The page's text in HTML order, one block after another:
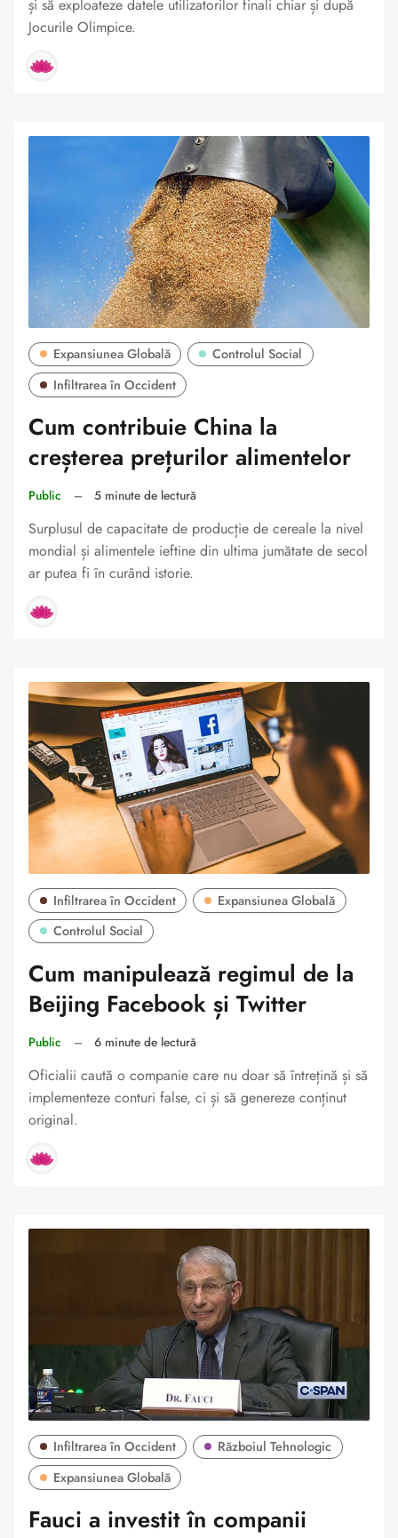
și să exploateze datele utilizatorilor finali chiar și după
Jocurile Olimpice.
Expansiunea Globală
Controlul Social
Infiltrarea în Occident
Cum contribuie China la
creșterea prețurilor alimentelor
Public – 5 minute de lectură
Surplusul de capacitate de producție de cereale la nivel
mondial și alimentele ieftine din ultima jumătate de secol
ar putea fi în curând istorie.
Infiltrarea în Occident
Expansiunea Globală
Controlul Social
Cum manipulează regimul de la
Beijing Facebook și Twitter
Public – 6 minute de lectură
Oficialii caută o companie care nu doar să întrețină și să
implementeze conturi false, ci și să genereze conținut
original.
Infiltrarea în Occident
Războiul Tehnologic
Expansiunea Globală
Fauci a investit în companii